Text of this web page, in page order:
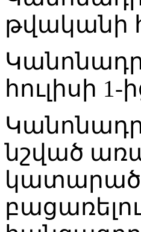
թվականի
հուլիսի 1-
նշված
կատարած